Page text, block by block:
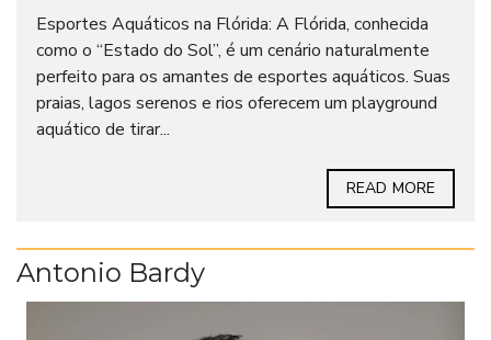
Esportes Aquáticos na Flórida: A Flórida, conhecida
como o “Estado do Sol”, é um cenário naturalmente
perfeito para os amantes de esportes aquáticos. Suas
praias, lagos serenos e rios oferecem um playground
aquático de tirar...
READ MORE
Antonio Bardy